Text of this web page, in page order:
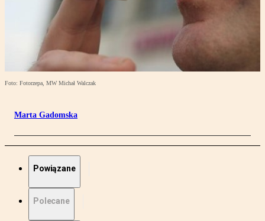
Foto: Fotorzepa, MW Michał Walczak
Marta Gadomska
Powiązane
Polecane